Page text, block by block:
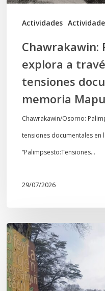
Actividades
documentales
memoria
Mapuche
Chawrakawin:
explora a
tensiones
memoria
Chawrakawin/Osorno:
tensiones documentales en
“Palimpsesto:Tensiones…
29/07/2026
En
defensa
del
Salto